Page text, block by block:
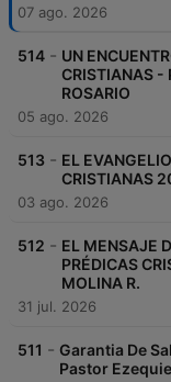
07 ago. 2026
514 - UN
CRISTIANAS -
ROSARIO
05 ago. 2026
513 - EL
CRISTIANAS
03 ago. 2026
512 - EL MENSAJE
PRÉDICAS
MOLINA R.
31 jul. 2026
511 - Garantia De
Pastor